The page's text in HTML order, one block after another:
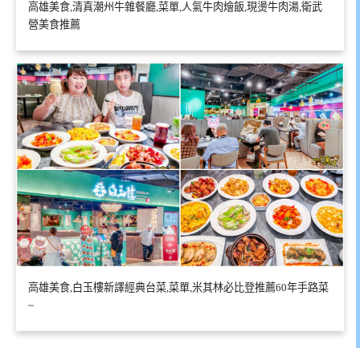
高雄美食,清真潮州牛雜餐廳,菜單,人氣牛肉燴飯,現燙牛肉湯,衛武
營美食推薦
高雄美食,白玉樓新譯經典台菜,菜單,米其林必比登推薦60年手路菜
~